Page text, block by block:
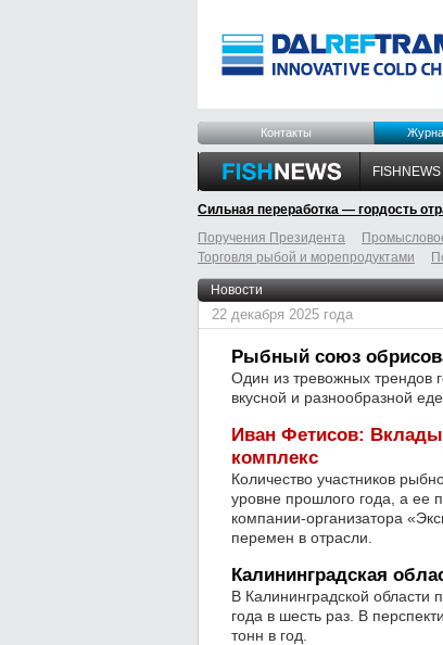
Контакты
Сильная переработка — гордость
Поручения Президента
Торговля рыбой и морепродуктами
Новости
22 декабря 2025 года
Рыбный союз
Один из тревожных трендов
вкусной и разнообразной
Иван Фетисов:
комплекс
Количество участников
уровне прошлого года, а ее
компании-организатора
перемен в отрасли.
Калининградская
В Калининградской области
года в шесть раз. В
тонн в год.